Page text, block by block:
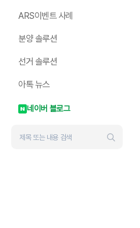
ARS이벤트 사례
분양 솔루션
선거 솔루션
아톡 뉴스
네이버 블로그